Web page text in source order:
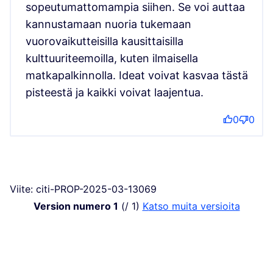
sopeutumattomampia siihen. Se voi auttaa
kannustamaan nuoria tukemaan
vuorovaikutteisilla kausittaisilla
kulttuuriteemoilla, kuten ilmaisella
matkapalkinnolla. Ideat voivat kasvaa tästä
pisteestä ja kaikki voivat laajentua.
0 0
Viite: citi-PROP-2025-03-13069
Version numero 1 (/ 1) katso muita versioita